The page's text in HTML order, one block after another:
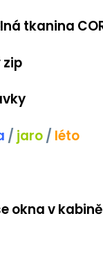
tkanina
/ jaro/ léto
okna v